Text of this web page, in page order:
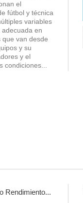
el
fútbol y técnica
variables
en
van desde
y su
y el
Rendimiento...